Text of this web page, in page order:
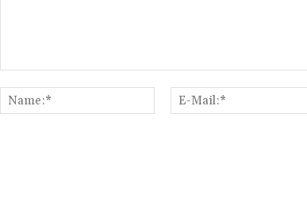
Name:*